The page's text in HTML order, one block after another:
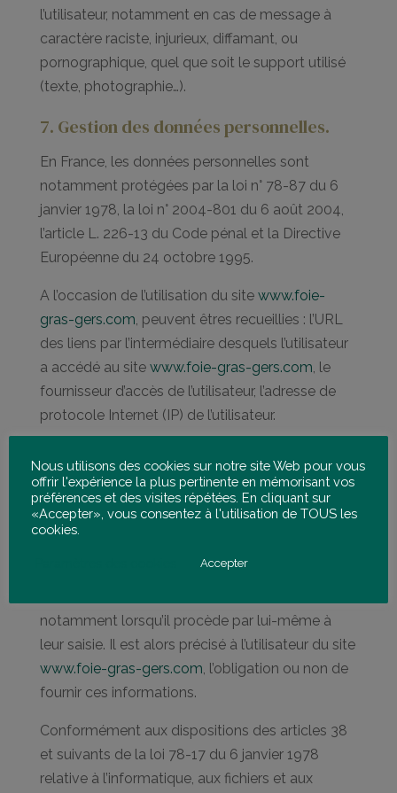
l’utilisateur, notamment en cas de message à
caractère raciste, injurieux, diffamant, ou
pornographique, quel que soit le support utilisé
(texte, photographie…).
7. Gestion des données personnelles.
En France, les données personnelles sont
notamment protégées par la loi n° 78-87 du 6
janvier 1978, la loi n° 2004-801 du 6 août 2004,
l’article L. 226-13 du Code pénal et la Directive
Européenne du 24 octobre 1995.
A l’occasion de l’utilisation du site www.foie-
gras-gers.com, peuvent êtres recueillies : l’URL
des liens par l’intermédiaire desquels l’utilisateur
a accédé au site www.foie-gras-gers.com, le
fournisseur d’accès de l’utilisateur, l’adresse de
protocole Internet (IP) de l’utilisateur.
pour la Promotion du Foie Gras et de l’aviculture
ne collecte des informations personnelles
relatives à l’utilisateur que pour le besoin de
,. L’utilisateur fournit ces
notamment lorsqu’il procède par lui-même à
leur saisie. Il est alors précisé à l’utilisateur du site
www.foie-gras-gers.com, l’obligation ou non de
fournir ces informations.
Conformément aux dispositions des articles 38
et suivants de la loi 78-17 du 6 janvier 1978
relative à l’informatique, aux fichiers et aux
Nous utilisons des cookies sur notre site Web pour vous
offrir l'expérience la plus pertinente en mémorisant vos
préférences et des visites répétées. En cliquant sur
«Accepter», vous consentez à l'utilisation de TOUS les
cookies.
Accepter